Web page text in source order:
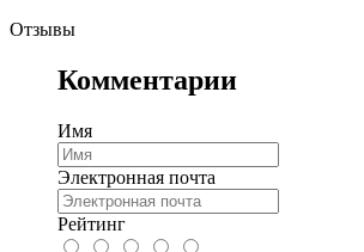
Отзывы
Комментарии
Имя
Электронная почта
Рейтинг